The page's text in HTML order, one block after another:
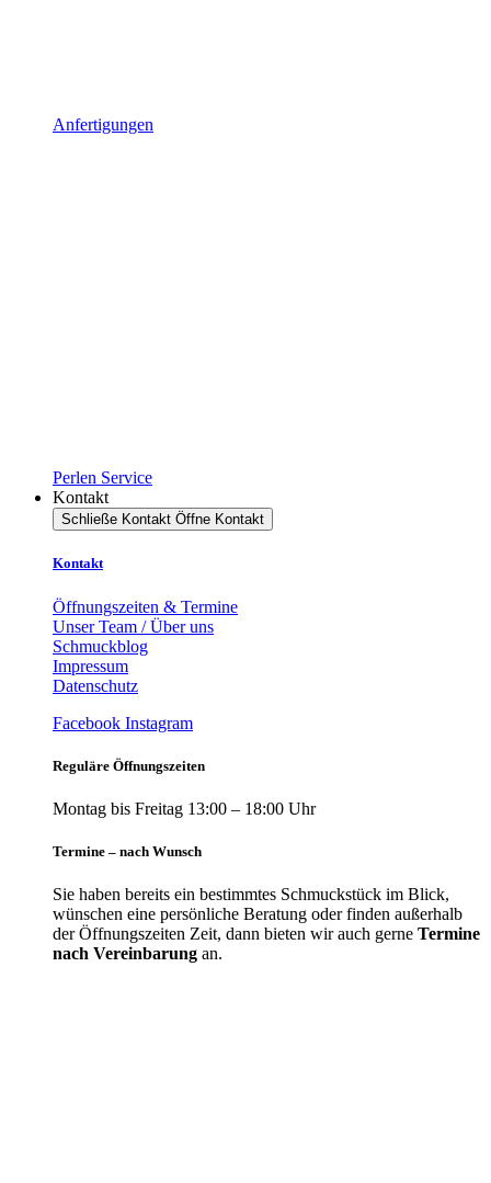
Anfertigungen
Perlen Service
Kontakt
Schließe Kontakt Öffne Kontakt
Kontakt
Öffnungszeiten & Termine
Unser Team / Über uns
Schmuckblog
Impressum
Datenschutz
Facebook Instagram
Reguläre Öffnungszeiten
Montag bis Freitag 13:00 – 18:00 Uhr
Termine – nach Wunsch
Sie haben bereits ein bestimmtes Schmuckstück im Blick,
wünschen eine persönliche Beratung oder finden außerhalb
der Öffnungszeiten Zeit, dann bieten wir auch gerne Termine
nach Vereinbarung an.